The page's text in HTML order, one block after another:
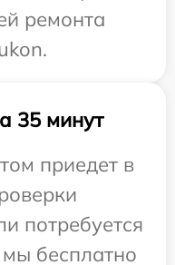
ремонта
35 минут
приедет в
потребуется
бесплатно